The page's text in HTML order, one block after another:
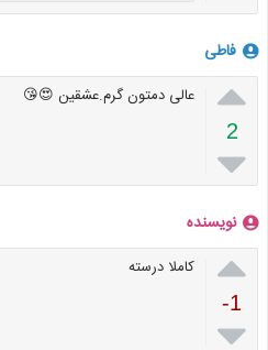
فاطی

2

عالی دمتون گرم.عشقین 😍😘
نویسنده

-1

کاملا درسته